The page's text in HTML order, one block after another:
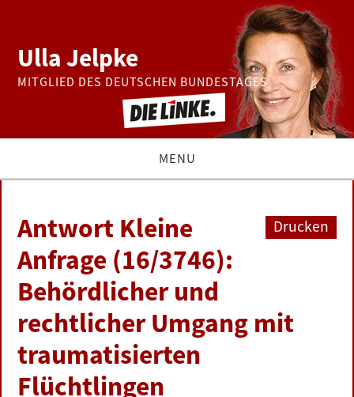
Ulla Jelpke
MITGLIED DES DEUTSCHEN BUNDESTAGES
MENU
BUNDESTAG
PRESSE
ZUR PERSON
LINKS
Drucken
Antwort Kleine
Anfrage (16/3746):
Behördlicher und
rechtlicher Umgang mit
traumatisierten
Flüchtlingen